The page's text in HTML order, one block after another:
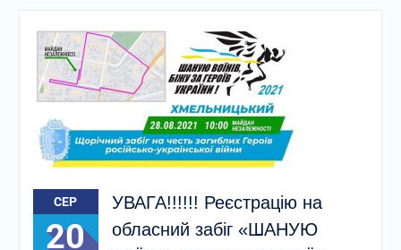
СЕР
20
УВАГА!!!!!! Реєстрацію на
обласний забіг «ШАНУЮ